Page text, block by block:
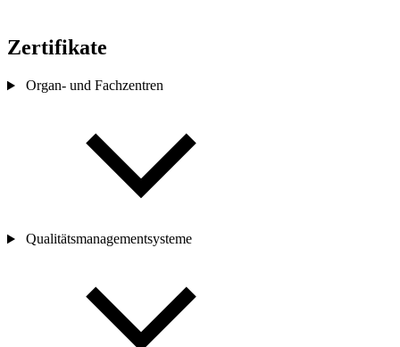
Zertifikate
Organ- und Fachzentren
Qualitätsmanagementsysteme